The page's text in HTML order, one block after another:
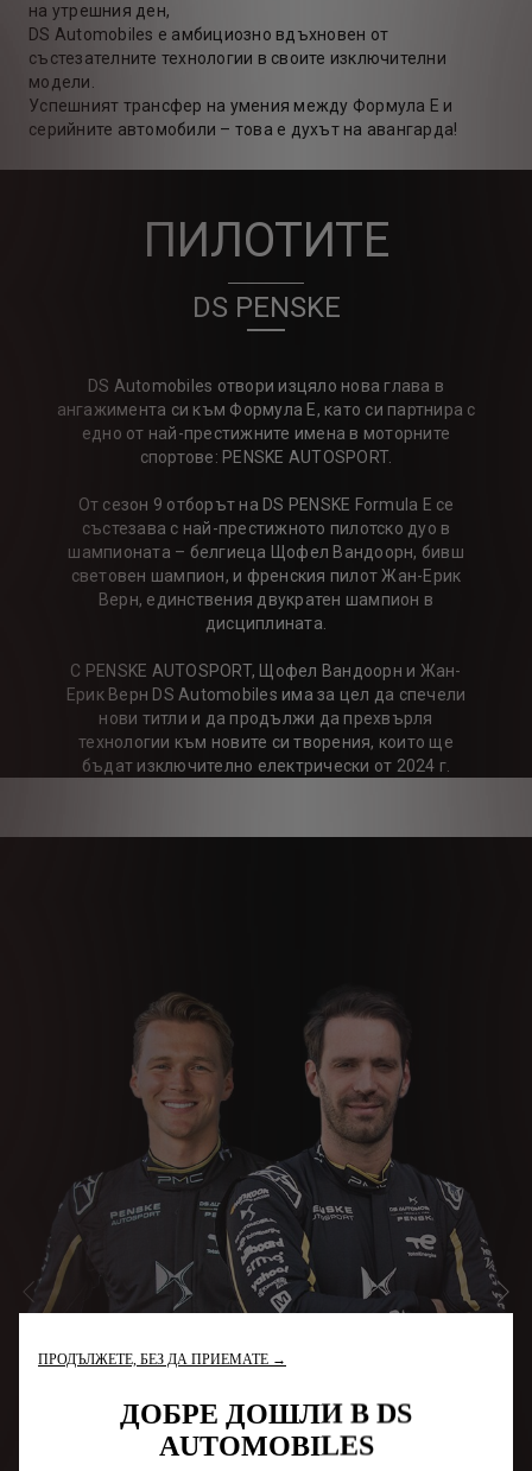
на утрешния ден,
DS Automobiles е амбициозно вдъхновен от
състезателните технологии в своите изключителни
модели.
Успешният трансфер на умения между Формула Е и
серийните автомобили – това е духът на авангарда!
ПИЛОТИТЕ
DS PENSKE
DS Automobiles отвори изцяло нова глава в
ангажимента си към Формула Е, като си партнира с
едно от най-престижните имена в моторните
спортове: PENSKE AUTOSPORT.
От сезон 9 отборът на DS PENSKE Formula E се
състезава с най-престижното пилотско дуо в
шампионата – белгиеца Щофел Вандоорн, бивш
световен шампион, и френския пилот Жан-Ерик
Верн, единствения двукратен шампион в
дисциплината.
С PENSKE AUTOSPORT, Щофел Вандоорн и Жан-
Ерик Верн DS Automobiles има за цел да спечели
нови титли и да продължи да прехвърля
технологии към новите си творения, които ще
бъдат изключително електрически от 2024 г.
ПРЕДИШЕН
ПРОДЪЛЖЕТЕ, БЕЗ ДА ПРИЕМАТЕ →
ДОБРЕ ДОШЛИ В DS
AUTOMOBILES